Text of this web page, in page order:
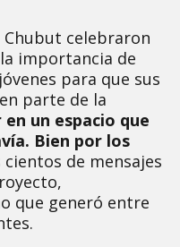
celebraron
importancia de
para que sus
parte de la
en un espacio que
Bien por los
de mensajes
que generó entre